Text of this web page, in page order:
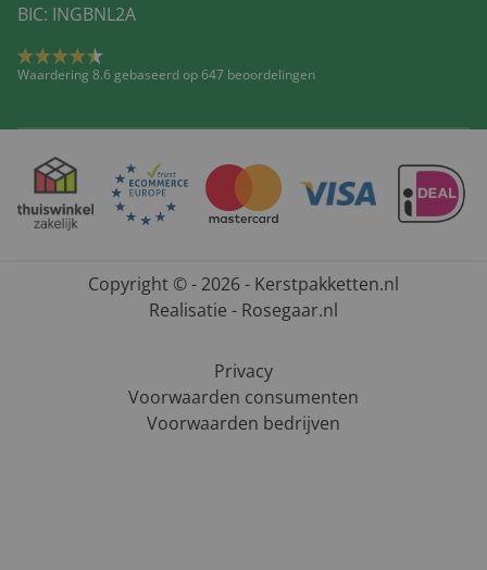
BIC: INGBNL2A
Waardering 8.6 gebaseerd op 647 beoordelingen
Copyright © - 2026 - Kerstpakketten.nl
Realisatie - Rosegaar.nl
Privacy
Voorwaarden consumenten
Voorwaarden bedrijven